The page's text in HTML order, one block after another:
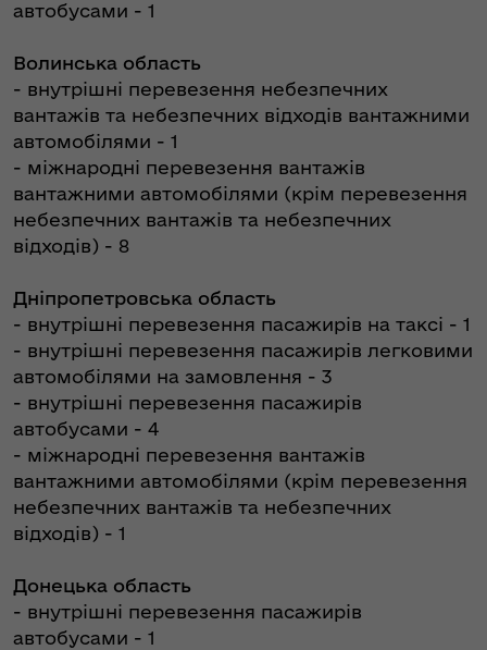
автобусами - 1
Волинська область
- внутрішні перевезення небезпечних
вантажів та небезпечних відходів вантажними
автомобілями - 1
- міжнародні перевезення вантажів
вантажними автомобілями (крім перевезення
небезпечних вантажів та небезпечних
відходів) - 8
Дніпропетровська область
- внутрішні перевезення пасажирів на таксі - 1
- внутрішні перевезення пасажирів легковими
автомобілями на замовлення - 3
- внутрішні перевезення пасажирів
автобусами - 4
- міжнародні перевезення вантажів
вантажними автомобілями (крім перевезення
небезпечних вантажів та небезпечних
відходів) - 1
Донецька область
- внутрішні перевезення пасажирів
автобусами - 1